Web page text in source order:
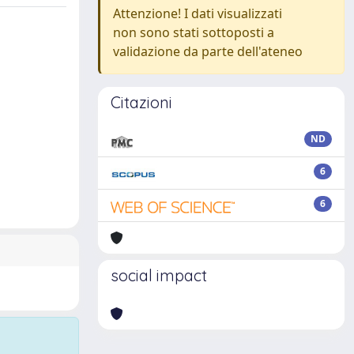
Attenzione! I dati visualizzati
non sono stati sottoposti a
validazione da parte dell'ateneo
Citazioni
ND
6
6
social impact